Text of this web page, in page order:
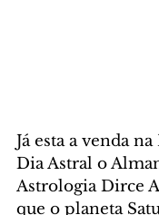
Já esta a venda
Dia Astral o
Astrologia Dirce
que o planeta